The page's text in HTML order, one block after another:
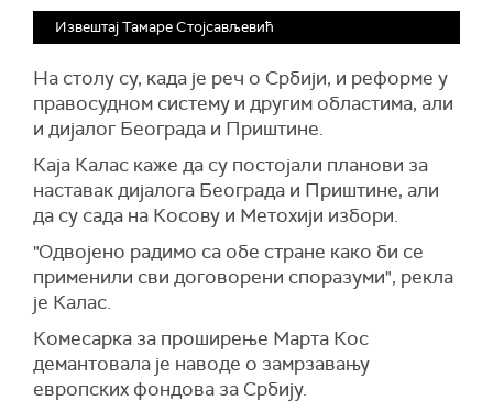
Извештај Тамаре Стојсављевић
На столу су, када је реч о Србији, и реформе у
правосудном систему и другим областима, али
и дијалог Београда и Приштине.
Каја Калас каже да су постојали планови за
наставак дијалога Београда и Приштине, али
да су сада на Косову и Метохији избори.
"Одвојено радимо са обе стране како би се
применили сви договорени споразуми", рекла
је Калас.
Комесарка за проширење Марта Кос
демантовала је наводе о замрзавању
европских фондова за Србију.